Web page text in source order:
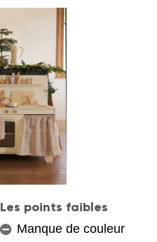
Les points faibles
Manque de couleur